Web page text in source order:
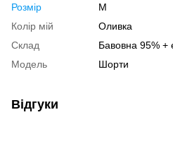
Розмір
M
Колір мій
Оливка
Склад
Бавовна 95% +
Модель
Шорти
Відгуки